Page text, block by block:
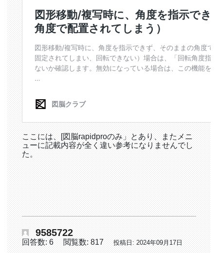
ここには、[図脳rapidproのみ」とあり、またメニ
ューに記載内容が全く違い参考になりませんでし
た。
9585722
回答数: 6 閲覧数: 817 投稿日: 2024年09月17日